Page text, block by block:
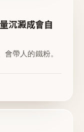
沉澱成會自
帶人的鐵粉。